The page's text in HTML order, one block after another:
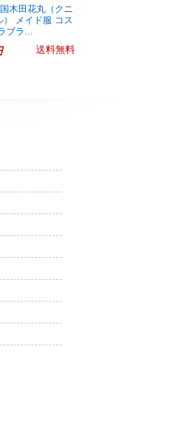
木田花丸（クニ
） メイド服 コス
ブラ...
送料無料